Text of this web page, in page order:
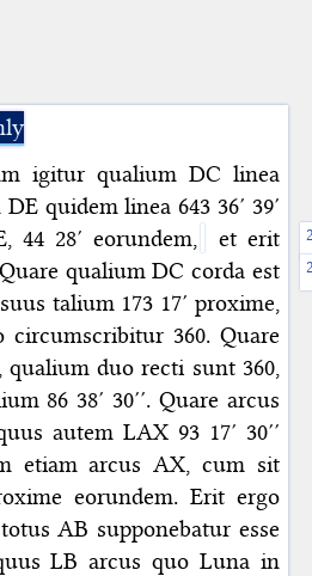
igitur qualium DC linea
quidem linea 643 36′ 39′
44 28′ eorundem,
et erit
Quare qualium DC corda est
talium 173 17′ proxime,
360. Quare
qualium duo recti sunt 360,
86 38′ 30′′. Quare arcus
autem LAX 93 17′ 30′′
etiam arcus AX, cum sit
eorundem. Erit ergo
AB supponebatur esse
LB arcus quo Luna in